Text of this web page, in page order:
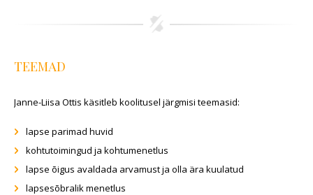
TEEMAD
Janne-Liisa Ottis käsitleb koolitusel järgmisi teemasid:
lapse parimad huvid
kohtutoimingud ja kohtumenetlus
lapse õigus avaldada arvamust ja olla ära kuulatud
lapsesõbralik menetlus